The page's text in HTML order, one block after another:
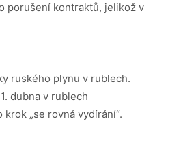
porušení kontraktů, jelikož v
ruského plynu v rublech.
dubna v rublech
„se rovná vydírání“.